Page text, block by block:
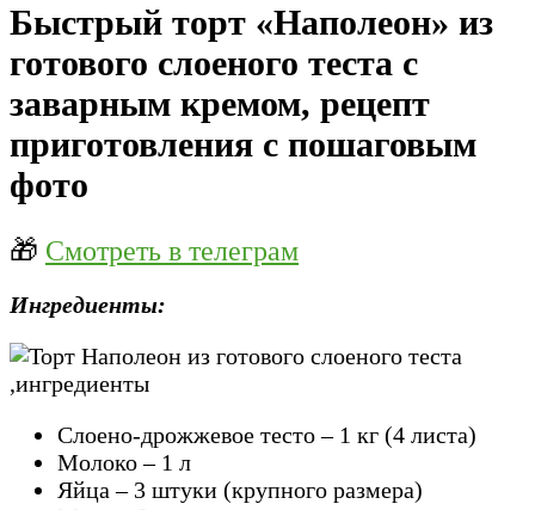
Быстрый торт «Наполеон» из
готового слоеного теста с
заварным кремом, рецепт
приготовления с пошаговым
фото
🎁 Смотреть в телеграм
Ингредиенты:
Слоено-дрожжевое тесто – 1 кг (4 листа)
Молоко – 1 л
Яйца – 3 штуки (крупного размера)